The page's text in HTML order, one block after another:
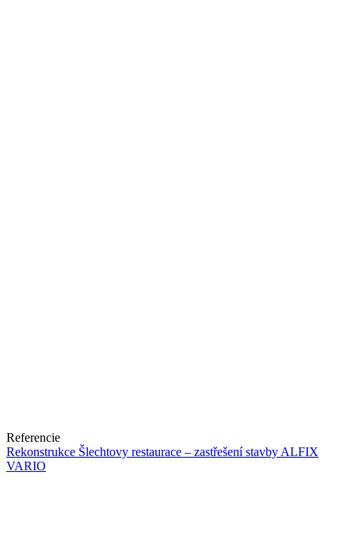
Referencie
Rekonstrukce Šlechtovy restaurace – zastřešení stavby ALFIX
VARIO